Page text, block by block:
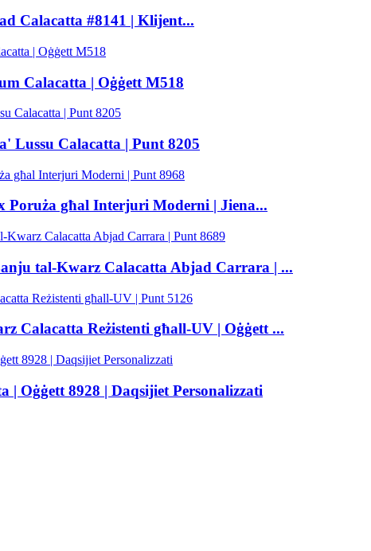
Calacatta #8141 | Klijent...
Calacatta | Oġġett M518
Lussu Calacatta | Punt 8205
Poruża għal Interjuri Moderni | Jiena...
tal-Kwarz Calacatta Abjad Carrara | ...
Calacatta Reżistenti għall-UV | Oġġett ...
Oġġett 8928 | Daqsijiet Personalizzati